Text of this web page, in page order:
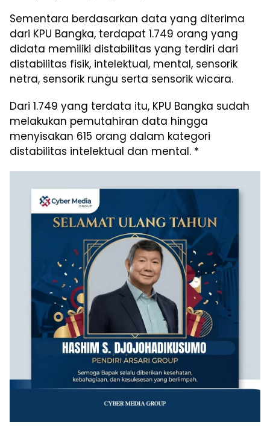
Sementara berdasarkan data yang diterima
dari KPU Bangka, terdapat 1.749 orang yang
didata memiliki distabilitas yang terdiri dari
distabilitas fisik, intelektual, mental, sensorik
netra, sensorik rungu serta sensorik wicara.
Dari 1.749 yang terdata itu, KPU Bangka sudah
melakukan pemutahiran data hingga
menyisakan 615 orang dalam kategori
distabilitas intelektual dan mental. *